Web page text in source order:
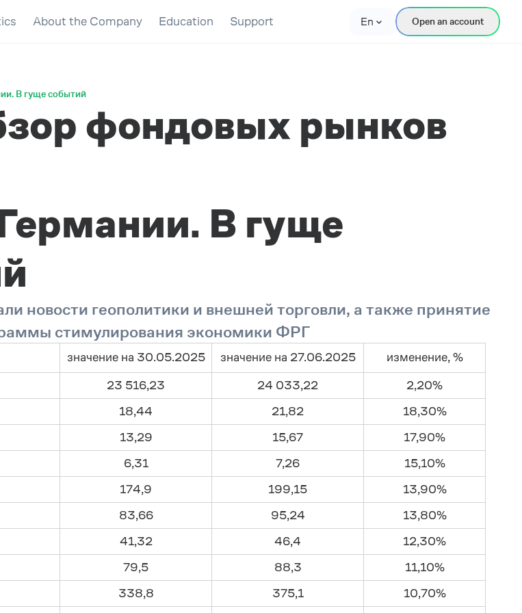
About the Company Education Support En Open an account
В гуще событий
фондовых рынков
В гуще
новости геополитики и внешней торговли, а также принятие
стимулирования экономики ФРГ
значение на 30.05.2025 значение на 27.06.2025 изменение, %
23 516,23 24 033,22
2,20%
18,44 21,82
18,30%
13,29 15,67
17,90%
6,31 7,26
15,10%
174,9 199,15
13,90%
83,66 95,24
13,80%
41,32 46,4
12,30%
79,5 88,3
11,10%
338,8 375,1
10,70%